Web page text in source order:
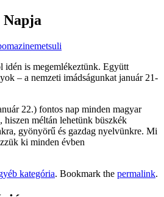
idén is megemlékeztünk. Együtt
– a nemzeti imádságunkat január 21-
22.) fontos nap minden magyar
hiszen méltán lehetünk büszkék
gyönyörű és gazdag nyelvünkre. Mi
ki minden évben
kategória. Bookmark the permalink.